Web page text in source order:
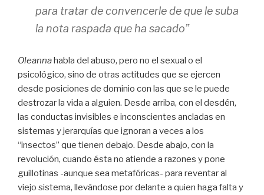
para tratar de convencerle de que le suba
la nota raspada que ha sacado”
Oleannahabla del abuso, pero no el sexual o el
psicológico, sino de otras actitudes que se ejercen
desde posiciones de dominio con las que se le puede
destrozar la vida a alguien. Desde arriba, con el desdén,
las conductas invisibles e inconscientes ancladas en
sistemas y jerarquías que ignoran a veces a los
“insectos” que tienen debajo. Desde abajo, con la
revolución, cuando ésta no atiende a razones y pone
guillotinas -aunque sea metafóricas- para reventar al
viejo sistema, llevándose por delante a quien haga falta y